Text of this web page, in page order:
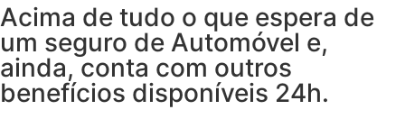
Acima de tudo o que espera de
um seguro de Automóvel e,
ainda, conta com outros
benefícios disponíveis 24h.